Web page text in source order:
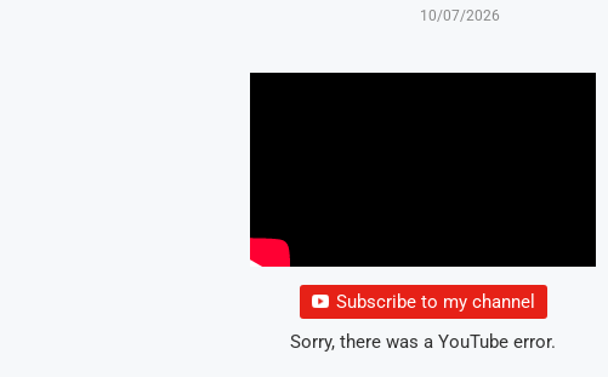
10/07/2026
Subscribe to my channel
Sorry, there was a YouTube error.